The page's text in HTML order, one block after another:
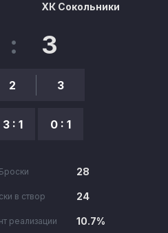
: 3
2
3 : 1
3
0 : 1
ХК Сокольники
Броски 28
в створ 24
реализации 10.7%